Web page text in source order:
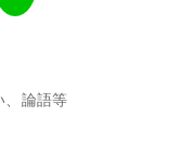
、論語等